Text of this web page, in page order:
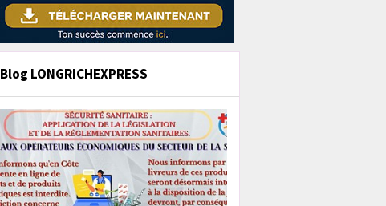
Blog LONGRICHEXPRESS